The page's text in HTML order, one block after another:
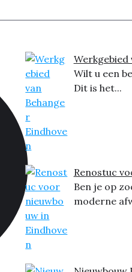
Werkgebied
Wilt u een
Dit is het...
Renostuc
Ben je op
moderne